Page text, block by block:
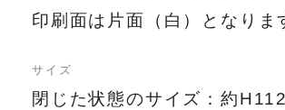
印刷面は片面（白）となりま
サイズ
閉じた状態のサイズ：約